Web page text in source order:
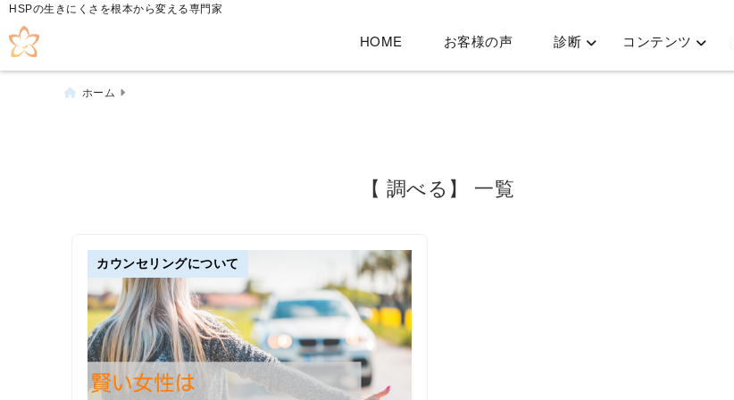
HSPの生きにくさを根本から変える専門家
HOME お客様の声 診断 コンテンツ
ホーム
【 調べる】 一覧
カウンセリングについて